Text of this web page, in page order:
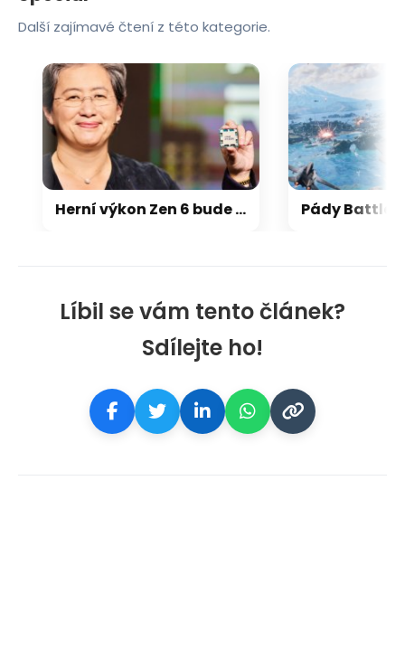
Líbil se vám tento článek?
Sdílejte ho!
Další zajímavé čtení z této kategorie.
Herní výkon Zen 6 bude 15-18 % nad Zen 5, na úrovni Zen 5 X3D